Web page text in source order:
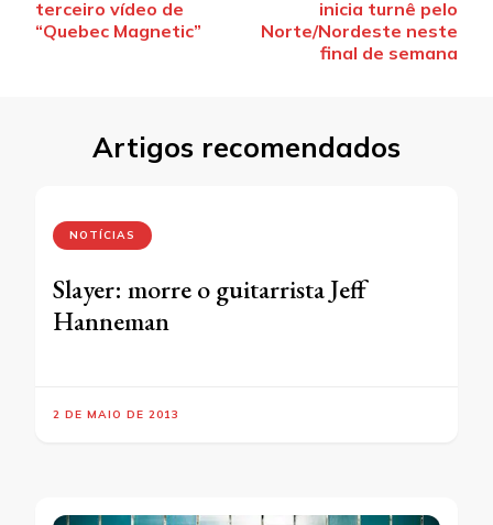
post
terceiro vídeo de
“Quebec Magnetic”
inicia turnê pelo
Norte/Nordeste neste
final de semana
Artigos recomendados
NOTÍCIAS
Slayer: morre o guitarrista Jeff
Hanneman
2 DE MAIO DE 2013